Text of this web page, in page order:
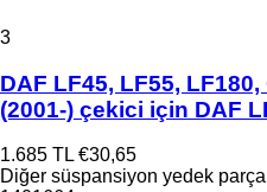
3
DAF LF45, LF55, LF180,
(2001-) çekici için DAF
1.685 TL €30,65
Diğer süspansiyon yedek parça